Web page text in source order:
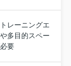
レーニングエ
多目的スペー
要